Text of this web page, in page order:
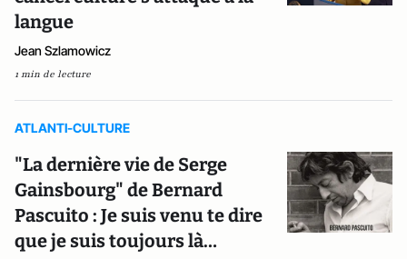
langue
Jean Szlamowicz
1 min de lecture
ATLANTI-CULTURE
"La dernière vie de Serge
Gainsbourg" de Bernard
Pascuito : Je suis venu te dire
que je suis toujours là…